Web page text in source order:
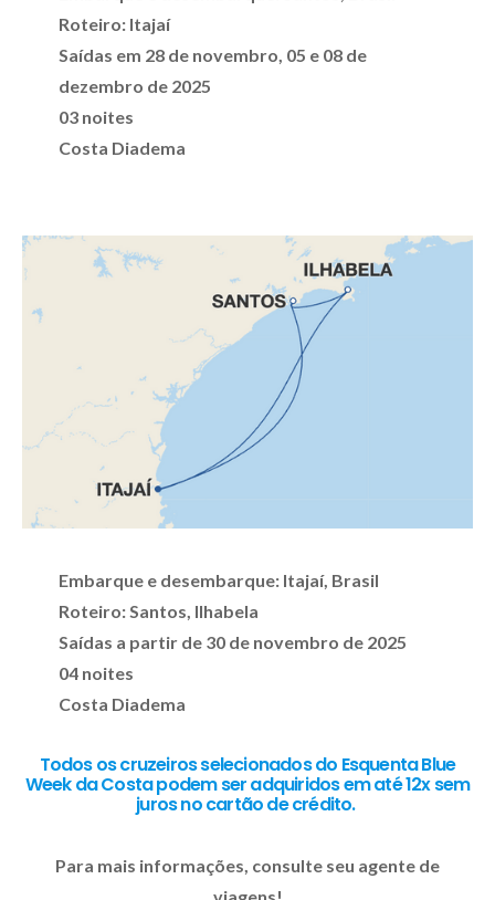
Roteiro: Itajaí
Saídas em 28 de novembro, 05 e 08 de
dezembro de 2025
03 noites
Costa Diadema
Embarque e desembarque: Itajaí, Brasil
Roteiro: Santos, Ilhabela
Saídas a partir de 30 de novembro de 2025
04 noites
Costa Diadema
Todos os cruzeiros selecionados do Esquenta Blue
Week da Costa podem ser adquiridos em até 12x sem
juros no cartão de crédito.
Para mais informações, consulte seu agente de